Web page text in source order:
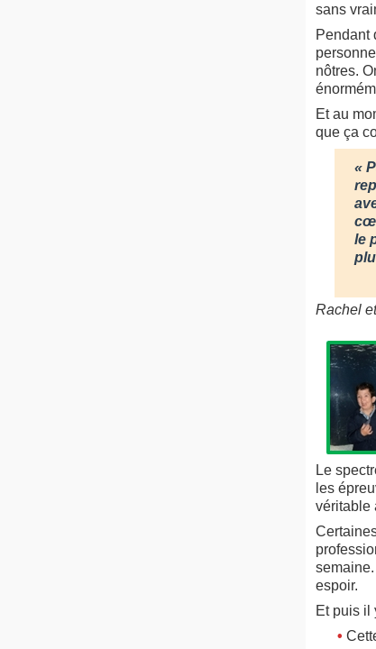
sans
Pendant
nôtres.
Et au
que ça
«
le
Rachel
Le
les
véritable
espoir.
Et puis il
•